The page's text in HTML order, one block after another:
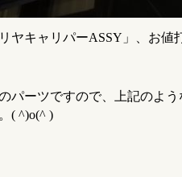
ヤキャリパーASSY」、お値
パーツですので、上記のよ
( ^)o(^ )